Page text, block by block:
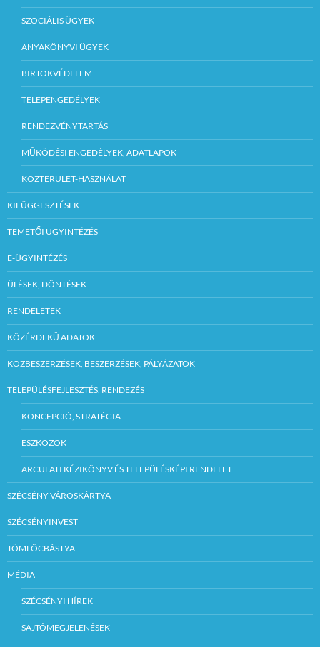
SZOCIÁLIS ÜGYEK
ANYAKÖNYVI ÜGYEK
BIRTOKVÉDELEM
TELEPENGEDÉLYEK
RENDEZVÉNYTARTÁS
MŰKÖDÉSI ENGEDÉLYEK, ADATLAPOK
KÖZTERÜLET-HASZNÁLAT
KIFÜGGESZTÉSEK
TEMETŐI ÜGYINTÉZÉS
E-ÜGYINTÉZÉS
ÜLÉSEK, DÖNTÉSEK
RENDELETEK
KÖZÉRDEKŰ ADATOK
KÖZBESZERZÉSEK, BESZERZÉSEK, PÁLYÁZATOK
TELEPÜLÉSFEJLESZTÉS, RENDEZÉS
KONCEPCIÓ, STRATÉGIA
ESZKÖZÖK
ARCULATI KÉZIKÖNYV ÉS TELEPÜLÉSKÉPI RENDELET
SZÉCSÉNY VÁROSKÁRTYA
SZÉCSÉNYINVEST
TÖMLÖCBÁSTYA
MÉDIA
SZÉCSÉNYI HÍREK
SAJTÓMEGJELENÉSEK